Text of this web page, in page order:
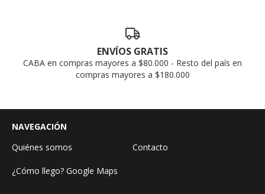
ENVÍOS GRATIS
CABA en compras mayores a $80.000 - Resto del país en
compras mayores a $180.000
NAVEGACIÓN
Quiénes somos
Contacto
¿Cómo llego? Google Maps